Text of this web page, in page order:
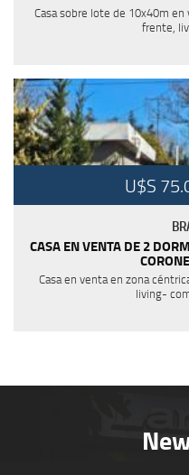
Casa sobre lote de 10x40m
frente,
U$S
CASA EN VENTA DE 2
Casa en venta en zona
living-